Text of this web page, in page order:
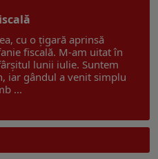
cu o țigară aprinsă
fiscală. M-am uitat în
lunii iulie. Suntem
iar gândul a venit simplu
...